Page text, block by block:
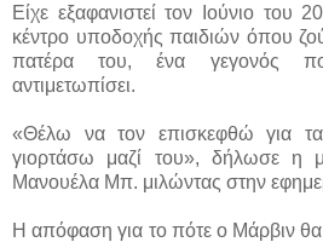
Είχε εξαφανιστεί τον Ιούνιο
κέντρο υποδοχής παιδιών όπου
πατέρα του, ένα γεγονός
αντιμετωπίσει.
«Θέλω να τον επισκεφθώ για τα
γιορτάσω μαζί του», δήλωσε η
Μανουέλα Μπ. μιλώντας στην
Η απόφαση για το πότε ο Μάρβιν θα